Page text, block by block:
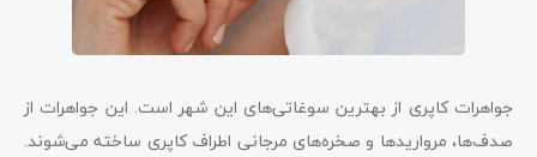
جواهرات کاپری از بهترین سوغاتی‌های این شهر است. این جواهرات از
صدف‌ها، مروارید‌ها و صخره‌های مرجانی اطراف کاپری ساخته می‌شوند.